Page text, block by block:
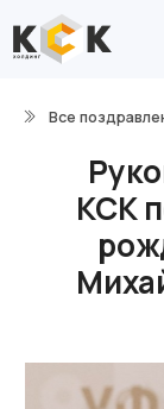
Все
КСК